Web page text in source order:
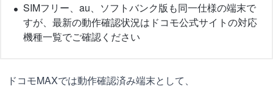
SIMフリー、au、ソフトバンク版も同一仕様の端末で
すが、最新の動作確認状況はドコモ公式サイトの対応
機種一覧でご確認ください
ドコモMAXでは動作確認済み端末として、